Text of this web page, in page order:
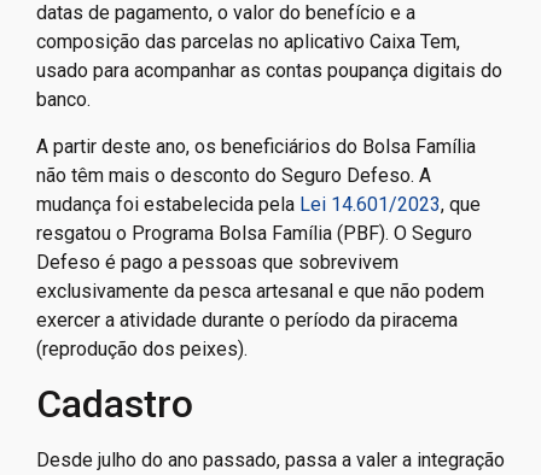
datas de pagamento, o valor do benefício e a
composição das parcelas no aplicativo Caixa Tem,
usado para acompanhar as contas poupança digitais do
banco.
A partir deste ano, os beneficiários do Bolsa Família
não têm mais o desconto do Seguro Defeso. A
mudança foi estabelecida pela Lei 14.601/2023, que
resgatou o Programa Bolsa Família (PBF). O Seguro
Defeso é pago a pessoas que sobrevivem
exclusivamente da pesca artesanal e que não podem
exercer a atividade durante o período da piracema
(reprodução dos peixes).
Cadastro
Desde julho do ano passado, passa a valer a integração